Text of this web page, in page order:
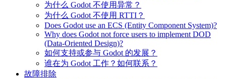
为什么 Godot 不使用异常？
为什么 Godot 不使用 RTTI？
Does Godot use an ECS (Entity Component System)?
Why does Godot not force users to implement DOD
(Data-Oriented Design)?
如何支持或参与 Godot 的发展？
谁在为 Godot 工作？如何联系？
故障排除